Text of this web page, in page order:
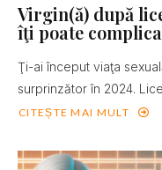
Virgin(ă) după
îţi poate
Ţi-ai început viaţa
surprinzător în 2024.
CITEȘTE MAI MULT